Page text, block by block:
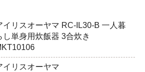
イリスオーヤマ RC-IL30-B 一人暮
し単身用炊飯器 3合炊き
イリスオーヤマ